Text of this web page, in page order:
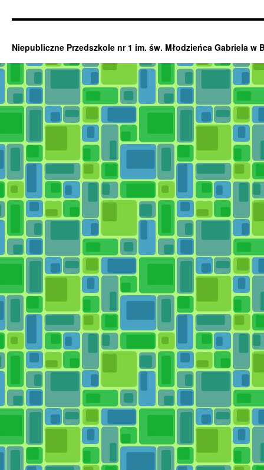
Niepubliczne Przedszkole nr 1 im. św. Młodzieńca Gabriela w